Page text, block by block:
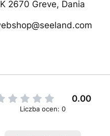
2670 Greve, Dania
0.00
Liczba ocen: 0